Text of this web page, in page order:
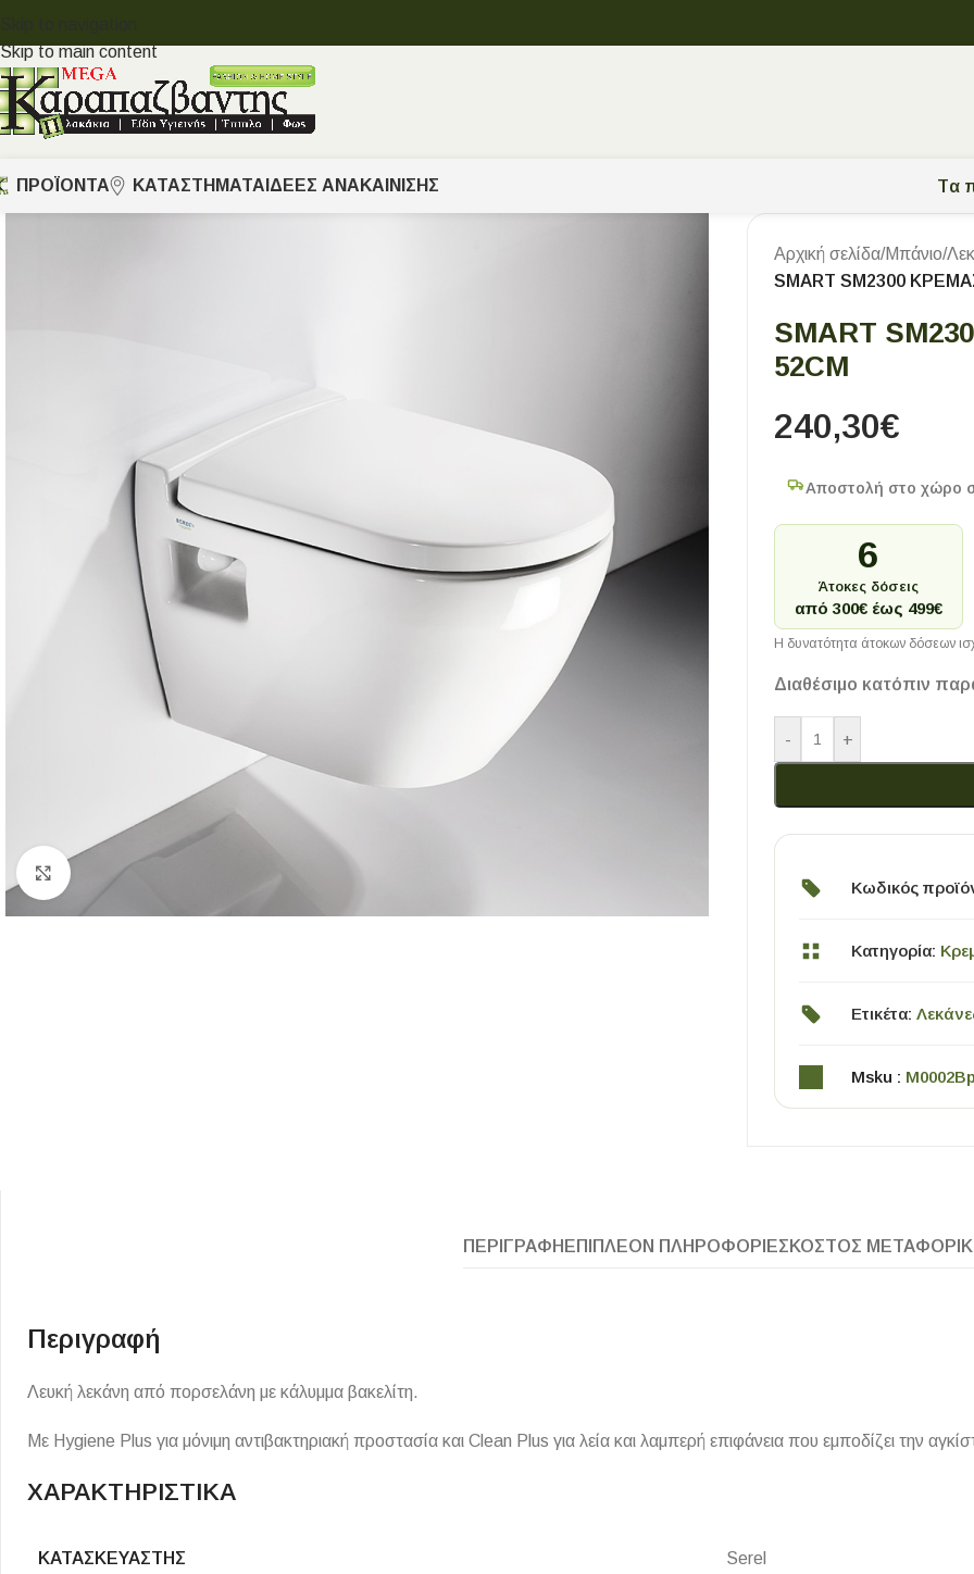
Skip to navigation
Skip to main content
ΠΡΟΪΟΝΤΑ
Εξωτερικού Χώρου
Τοίχου - Δαπέδου Μπάνιου
Πισίνας
Επένδυσης Τοίχου
Ειδικά Τεμάχια
ΚΑΤΑΣΤΗΜΑΤΑ ΙΔΈΕΣ ΑΝΑΚΑΊΝΙΣΗΣ Tα
Κλικ για μεγέθυνση
Αρχική σελίδα/Μπάνιο/
SMART SM2300
SMART
52CM
240,30€
Αποστολή στο χώρο
6
Άτοκες δόσεις
από 300€ έως 499€
Η δυνατότητα άτοκων δόσεων
Διαθέσιμο κατόπιν
- +
Κωδικός
Κατηγορία:
Ετικέτα:
Msku :
ΠΕΡΙΓΡΑΦΉ ΕΠΙΠΛΈΟΝ ΠΛΗΡΟΦΟΡΊΕΣ ΚΌΣΤΟΣ
Περιγραφή
Λευκή λεκάνη από πορσελάνη με κάλυμμα βακελίτη.
Με Hygiene Plus για μόνιμη αντιβακτηριακή προστασία και Clean Plus για λεία και λαμπερή επιφάνεια που εμποδίζει την
ΧΑΡΑΚΤΗΡΙΣΤΙΚΑ
ΚΑΤΑΣΚΕΥΑΣΤΉΣ Serel